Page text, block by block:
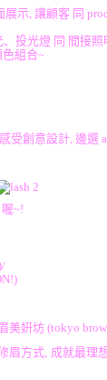
展示, 讓顧客 同
、投光燈 同 間接照
色組合~
受創意設計, 邊選
~!
美姸坊 (tokyo
眉方式, 成就最理